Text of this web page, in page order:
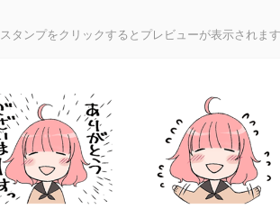
スタンプをクリックするとプレビューが表示されます